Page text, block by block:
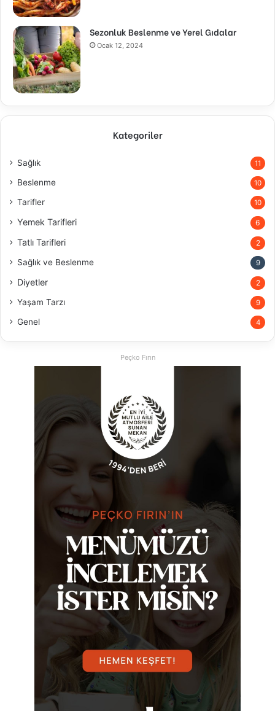
Sezonluk Beslenme ve Yerel Gıdalar
Ocak 12, 2024
Kategoriler
Sağlık 11
Beslenme 10
Tarifler 10
Yemek Tarifleri 6
Tatlı Tarifleri 2
Sağlık ve Beslenme 9
Diyetler 2
Yaşam Tarzı 9
Genel 4
Peçko Fırın